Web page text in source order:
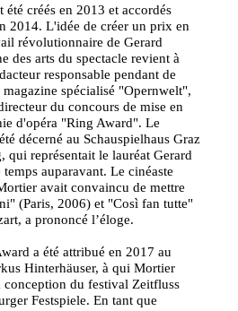
créés en 2013 et accordés
2014. L'idée de créer un prix en
révolutionnaire de Gerard
des arts du spectacle revient à
responsable pendant de
magazine spécialisé "Opernwelt",
du concours de mise en
d'opéra "Ring Award". Le
décerné au Schauspielhaus Graz
qui représentait le lauréat Gerard
auparavant. Le cinéaste
avait convaincu de mettre
(Paris, 2006) et "Così fan tutte"
a prononcé l’éloge.
a été attribué en 2017 au
Hinterhäuser, à qui Mortier
du festival Zeitfluss
Festspiele. En tant que